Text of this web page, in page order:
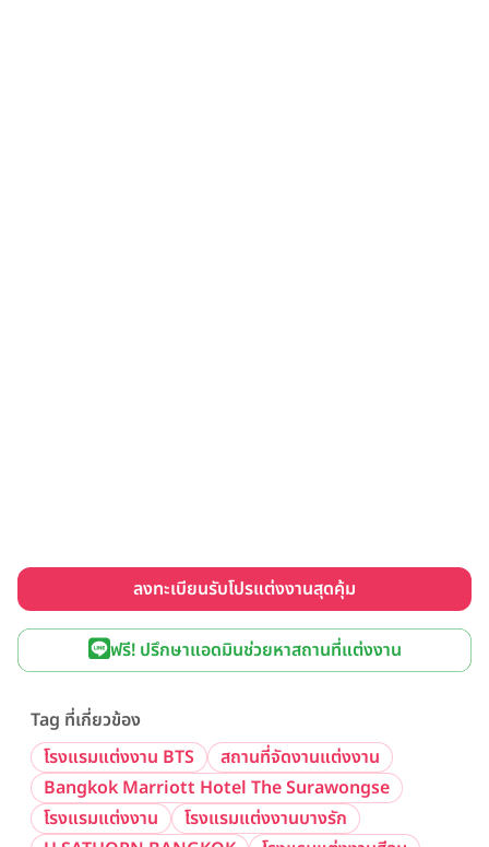
ลงทะเบียนรับโปรแต่งงานสุดคุ้ม
ฟรี! ปรึกษาแอดมินช่วยหาสถานที่แต่งงาน
Tag ที่เกี่ยวข้อง
โรงแรมแต่งงาน BTS
สถานที่จัดงานแต่งงาน
Bangkok Marriott Hotel The Surawongse
โรงแรมแต่งงาน
โรงแรมแต่งงานบางรัก